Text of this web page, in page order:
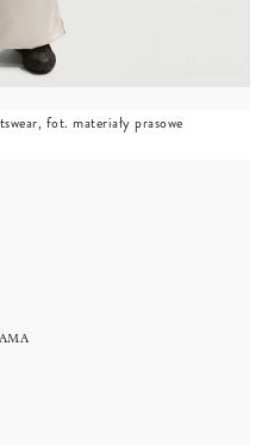
fot. materiały prasowe